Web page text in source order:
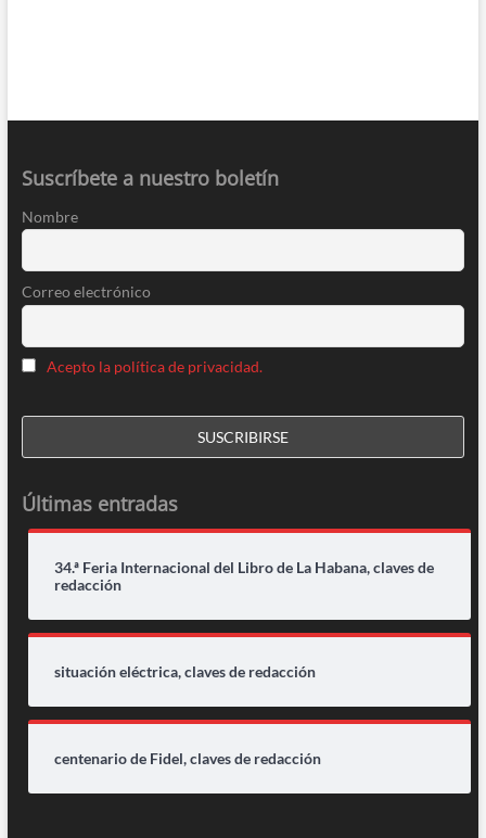
Suscríbete a nuestro boletín
Nombre
Correo electrónico
Acepto la política de privacidad.
Últimas entradas
34.ª Feria Internacional del Libro de La Habana, claves de
redacción
situación eléctrica, claves de redacción
centenario de Fidel, claves de redacción